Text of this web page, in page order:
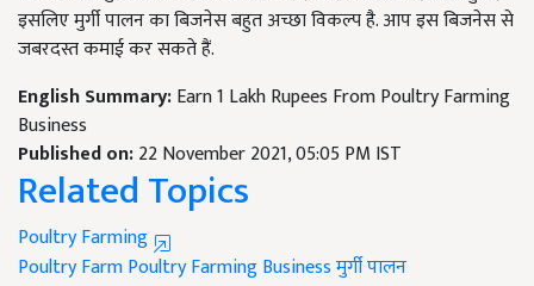
इसलिए मुर्गी पालन का बिजनेस बहुत अच्छा विकल्प है. आप इस बिजनेस से
जबरदस्त कमाई कर सकते हैं.
English Summary:Earn 1 Lakh Rupees From Poultry Farming
Business
Published on:22 November 2021, 05:05 PM IST
Related Topics
Poultry Farming
Poultry FarmPoultry Farming Businessमुर्गी पालन